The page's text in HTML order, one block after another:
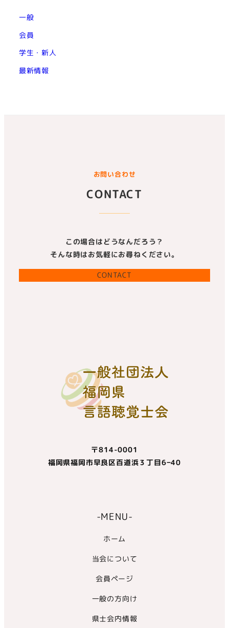
一般
会員
学生・新人
最新情報
お問い合わせ
CONTACT
この場合はどうなんだろう？
そんな時はお気軽にお尋ねください。
CONTACT
〒814-0001
福岡県福岡市早良区百道浜３丁目6−40
-MENU-
ホーム
当会について
会員ページ
一般の方向け
県士会内情報